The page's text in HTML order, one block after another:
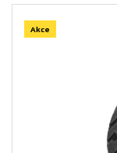
Akce